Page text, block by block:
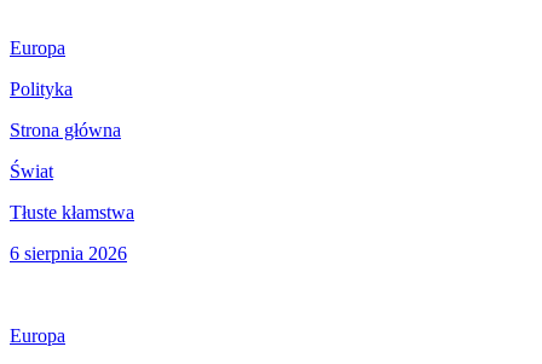
Europa
Polityka
Strona główna
Świat
Tłuste kłamstwa
6 sierpnia 2026
Europa